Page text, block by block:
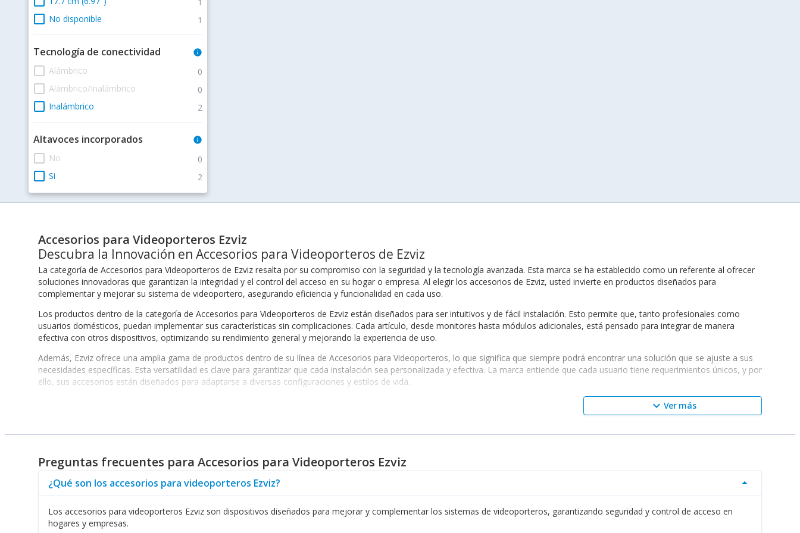
check_box_outline_blank No disponible 1
Tecnología de conectividad info
check_box_outline_blank Alámbrico 0
check_box_outline_blank Alámbrico/Inalámbrico 0
check_box_outline_blank Inalámbrico 2
Altavoces incorporados info
check_box_outline_blank No 0
check_box_outline_blank Si 2
Accesorios para Videoporteros Ezviz
Descubra la Innovación en Accesorios para Videoporteros de Ezviz
La categoría de Accesorios para Videoporteros de Ezviz resalta por su compromiso con la seguridad y la tecnología avanzada. Esta marca se ha establecido como un referente al ofrecer
soluciones innovadoras que garantizan la integridad y el control del acceso en su hogar o empresa. Al elegir los accesorios de Ezviz, usted invierte en productos diseñados para
complementar y mejorar su sistema de videoportero, asegurando eficiencia y funcionalidad en cada uso.
Los productos dentro de la categoría de Accesorios para Videoporteros de Ezviz están diseñados para ser intuitivos y de fácil instalación. Esto permite que, tanto profesionales como
usuarios domésticos, puedan implementar sus características sin complicaciones. Cada artículo, desde monitores hasta módulos adicionales, está pensado para integrar de manera
efectiva con otros dispositivos, optimizando su rendimiento general y mejorando la experiencia de uso.
Además, Ezviz ofrece una amplia gama de productos dentro de su línea de Accesorios para Videoporteros, lo que significa que siempre podrá encontrar una solución que se ajuste a sus
necesidades específicas. Esta versatilidad es clave para garantizar que cada instalación sea personalizada y efectiva. La marca entiende que cada usuario tiene requerimientos únicos, y por
ello, sus accesorios están diseñados para adaptarse a diversas configuraciones y estilos de vida.
Uno de los beneficios más significativos de los Accesorios para Videoporteros de Ezviz es su alta compatibilidad con otros modelos de seguridad. Esto permite que, si usted tiene un
La durabilidad y la resistencia ante condiciones climatológicas adversas son otras características que distinguen a Ezviz. Todos los accesorios están fabricados con materiales que no solo
cumplen con altos estándares de calidad, sino que también garantizan un rendimiento óptimo a lo largo del tiempo. Con Ezviz, usted asegura una inversión a largo plazo en la seguridad de
su entorno.
Para quienes buscan ampliar su sistema de seguridad, la marca también ofrece una variedad de productos complementarios, incluidos
Cámaras de Seguridad CCTV y Cámaras de
Seguridad IP, que se integran sin problemas con los videoporteros. Esto proporciona una solución de seguridad más robusta y completa.
keyboard_arrow_down Ver más
Preguntas frecuentes para Accesorios para Videoporteros Ezviz
¿Qué son los accesorios para videoporteros Ezviz? arrow_drop_down
Los accesorios para videoporteros Ezviz son dispositivos diseñados para mejorar y complementar los sistemas de videoporteros, garantizando seguridad y control de acceso en
hogares y empresas.